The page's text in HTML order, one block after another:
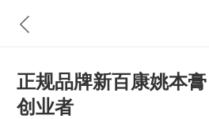
正规品牌新百康姚本
创业者